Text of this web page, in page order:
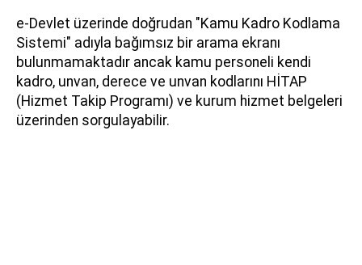
e-Devlet üzerinde doğrudan "Kamu Kadro Kodlama
Sistemi" adıyla bağımsız bir arama ekranı
bulunmamaktadır ancak kamu personeli kendi
kadro, unvan, derece ve unvan kodlarını HİTAP
(Hizmet Takip Programı) ve kurum hizmet belgeleri
üzerinden sorgulayabilir.